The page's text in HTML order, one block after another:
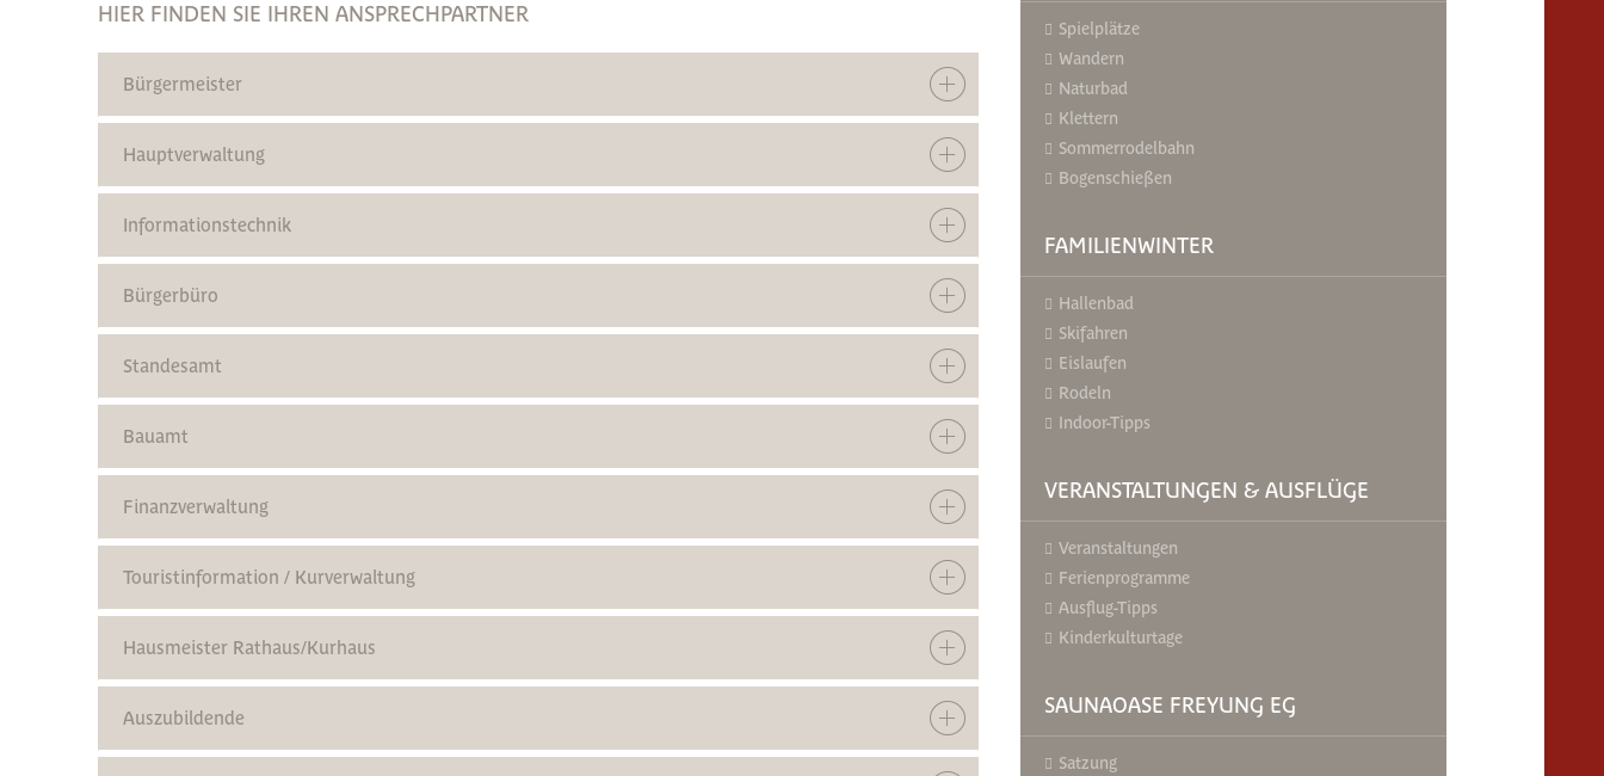
HIER FINDEN SIE IHREN ANSPRECHPARTNER
Bürgermeister
Hauptverwaltung
Informationstechnik
Bürgerbüro
Standesamt
Bauamt
Finanzverwaltung
Touristinformation / Kurverwaltung
Hausmeister Rathaus/Kurhaus
Auszubildende
Spielplätze
Wandern
Naturbad
Klettern
Sommerrodelbahn
Bogenschießen
FAMILIENWINTER
Hallenbad
Skifahren
Eislaufen
Rodeln
Indoor-Tipps
VERANSTALTUNGEN & AUSFLÜGE
Veranstaltungen
Ferienprogramme
Ausflug-Tipps
Kinderkulturtage
SAUNAOASE FREYUNG EG
Satzung